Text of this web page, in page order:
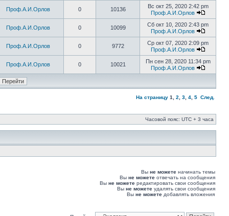
Проф.А.И.Орлов 0 10136
Вс окт 25, 2020 2:42 pm
Проф.А.И.Орлов
Проф.А.И.Орлов 0 10099
Сб окт 10, 2020 2:43 pm
Проф.А.И.Орлов
Проф.А.И.Орлов 0 9772
Ср окт 07, 2020 2:09 pm
Проф.А.И.Орлов
Проф.А.И.Орлов 0 10021
Пн сен 28, 2020 11:34 pm
Проф.А.И.Орлов
На страницу 1 2 3 4 5 След.
Часовой пояс: UTC + 3 часа
Вы не можете начинать темы
Вы не можете отвечать на сообщения
Вы не можете редактировать свои сообщения
Вы не можете удалять свои сообщения
Вы не можете добавлять вложения